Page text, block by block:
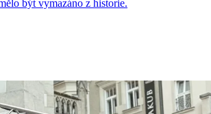
být vymazáno z historie.